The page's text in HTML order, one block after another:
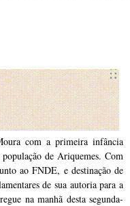
com a primeira infância
de Ariquemes. Com
ao FNDE, e destinação de
de sua autoria para a
na manhã desta segunda-